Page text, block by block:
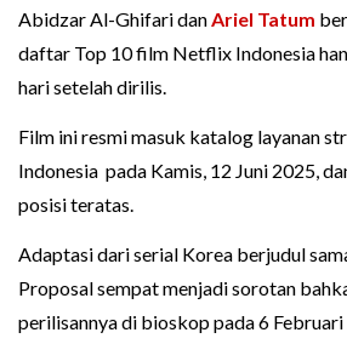
Abidzar Al-Ghifari danAriel Tatum
daftar Top 10 film Netflix Indonesia
hari setelah dirilis.
Film ini resmi masuk katalog layanan
Indonesia pada Kamis, 12 Juni 2025,
posisi teratas.
Adaptasi dari serial Korea berjudul
Proposal sempat menjadi sorotan
perilisannya di bioskop pada 6